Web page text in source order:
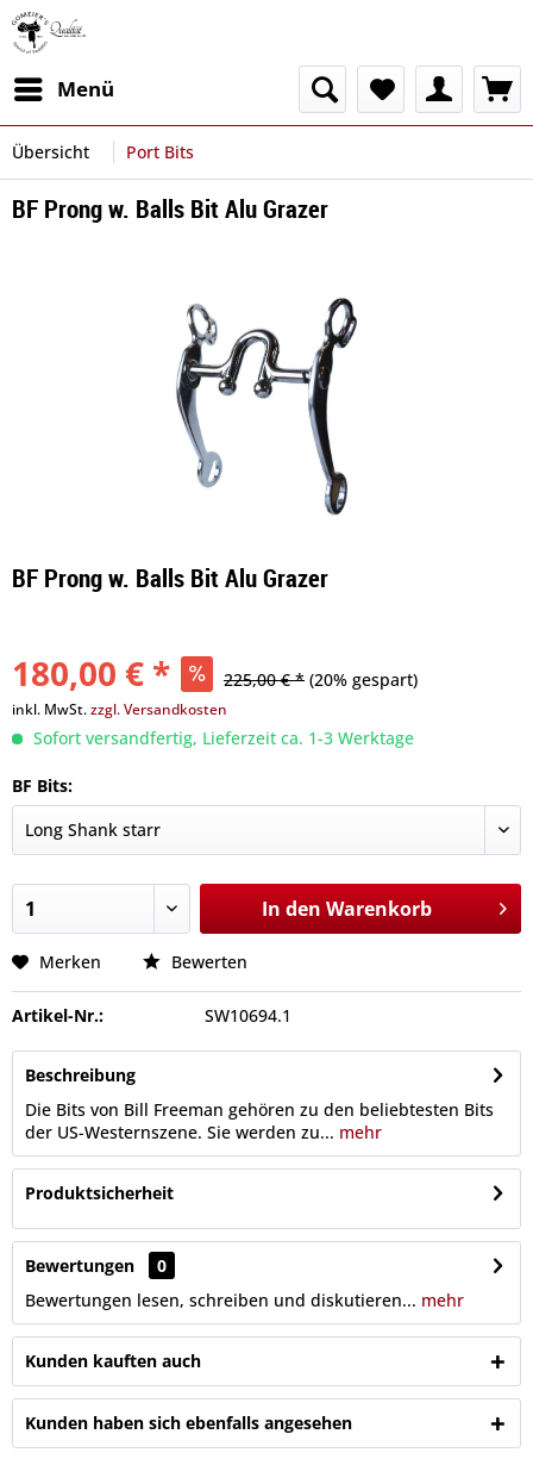
Menü
Übersicht Port Bits
BF Prong w. Balls Bit Alu Grazer
BF Prong w. Balls Bit Alu Grazer
180,00 € * 225,00 € * (20% gespart)
inkl. MwSt.zzgl. Versandkosten
Sofort versandfertig, Lieferzeit ca. 1-3 Werktage
BF Bits:
In den Warenkorb
Merken Bewerten
Artikel-Nr.: SW10694.1
Beschreibung
Die Bits von Bill Freeman gehören zu den beliebtesten Bits
der US-Westernszene. Sie werden zu... mehr
Produktsicherheit
Bewertungen
0
Bewertungen lesen, schreiben und diskutieren... mehr
Kunden kauften auch
Kunden haben sich ebenfalls angesehen